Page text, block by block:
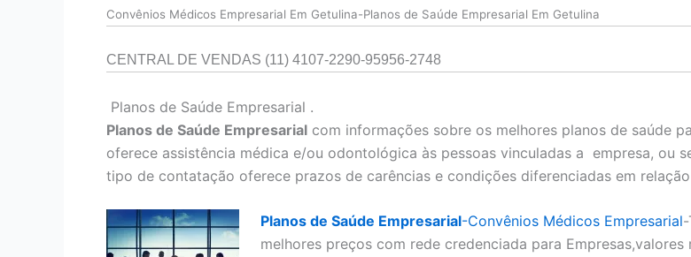
Convênios Médicos Empresarial Em Getulina-Planos de Saúde Empresarial Em Getulina
CENTRAL DE VENDAS (11) 4107-2290-95956-2748
Planos de Saúde Empresarial .
Planos de Saúde Empresarial com informações sobre os melhores planos de saúde
oferece assistência médica e/ou odontológica às pessoas vinculadas a empresa, ou
tipo de contatação oferece prazos de carências e condições diferenciadas em
Planos de Saúde Empresarial-Convênios Médicos Empresarial
melhores preços com rede credenciada para